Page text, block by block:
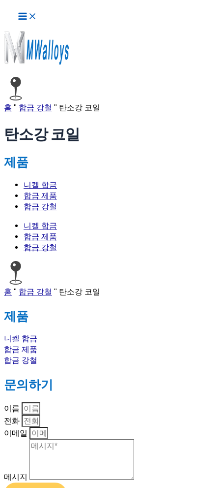
로
건
너
기
인
메
뉴
홈 " 합금 강철 " 탄소강 코일
탄소강 코일
제품
니켈 합금
합금 제품
합금 강철
니켈 합금
합금 제품
합금 강철
홈 " 합금 강철 " 탄소강 코일
제품
니켈 합금
합금 제품
합금 강철
문의하기
이름
전화
이메일
메시지